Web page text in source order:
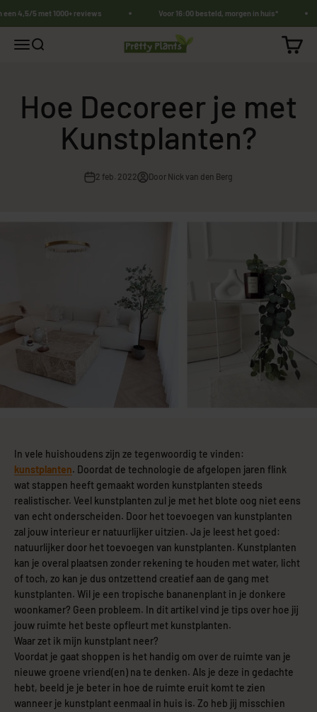
een 4,5/5 met 1000+ reviews Voor 16:00 besteld, morgen in huis*
Navigatiemenu openen
Zoeken openen
PrettyPlants.nl
Hoe Decoreer je met
Kunstplanten?
2 feb. 2022 Door Nick van den Berg
In vele huishoudens zijn ze tegenwoordig te vinden:
kunstplanten. Doordat de technologie de afgelopen jaren flink
wat stappen heeft gemaakt worden kunstplanten steeds
realistischer. Veel kunstplanten zul je met het blote oog niet eens
van echt onderscheiden. Door het toevoegen van kunstplanten
zal jouw interieur er natuurlijker uitzien. Ja je leest het goed:
natuurlijker door het toevoegen van kunstplanten. Kunstplanten
kan je overal plaatsen zonder rekening te houden met water, licht
of toch, zo kan je dus ontzettend creatief aan de gang met
kunstplanten. Wil je een tropische bananenplant in je donkere
woonkamer? Geen probleem. In dit artikel vind je tips over hoe jij
jouw ruimte het beste opfleurt met kunstplanten.
Waar zet ik mijn kunstplant neer?
Voordat je gaat shoppen is het handig om over de ruimte van je
nieuwe groene vriend(en) na te denken. Als je deze in gedachte
hebt, beeld je je beter in hoe de ruimte eruit komt te zien
wanneer je kunstplant eenmaal in huis is. Zo heb jij misschien